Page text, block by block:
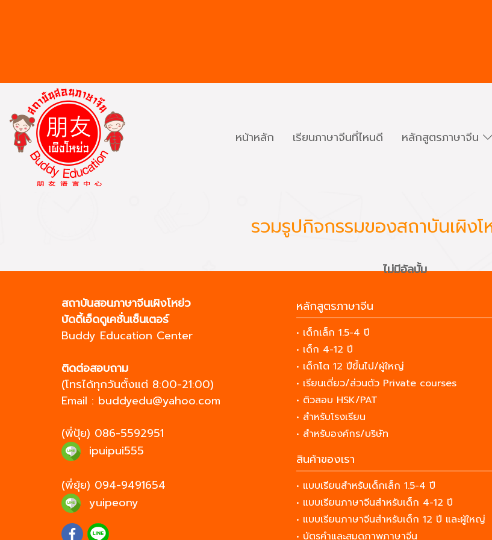
หน้าหลัก เรียนภาษาจีนที่ไหนดี หลักสูตรภาษาจีน
รวมรูปกิจกรรมของสถาบันเผิง
ไม่มีอัลบั้ม
สถาบันสอนภาษาจีนเผิงโหย่ว
บัดดี้เอ็ดดูเคชั่นเซ็นเตอร์
Buddy Education Center
ติดต่อสอบถาม
(โทรได้ทุกวันตั้งแต่ 8:00-21:00)
Email : buddyedu@yahoo.com
(พี่ปุ้ย) 086-5592951
ipuipui555
(พี่ยุ้ย) 094-9491654
yuipeony
หลักสูตรภาษาจีน
• เด็กเล็ก 1.5-4 ปี
• เด็ก 4-12 ปี
• เด็กโต 12 ปีขึ้นไป/ผู้ใหญ่
• เรียนเดี่ยว/ส่วนตัว Private courses
• ติวสอบ HSK/PAT
• สำหรับโรงเรียน
• สำหรับองค์กร/บริษัท
สินค้าของเรา
• แบบเรียนสำหรับเด็กเล็ก 1.5-4 ปี
• แบบเรียนภาษาจีนสำหรับเด็ก 4-12 ปี
• แบบเรียนภาษาจีนสำหรับเด็ก 12 ปี และผู้ใหญ่
• บัตรคำและสมุดภาพภาษาจีน